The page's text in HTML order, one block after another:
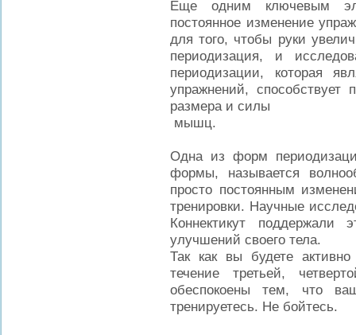
Еще одним ключевым
постоянное изменение
для того, чтобы руки
периодизация, и
периодизации, которая
упражнений, способствует
размера и силы
мышц.
Одна из форм
формы, называется
просто постоянным
тренировки. Научные
Коннектикут
улучшений своего тела.
Так как вы будете
течение третьей,
обеспокоены тем, что
тренируетесь. Не бойтесь.